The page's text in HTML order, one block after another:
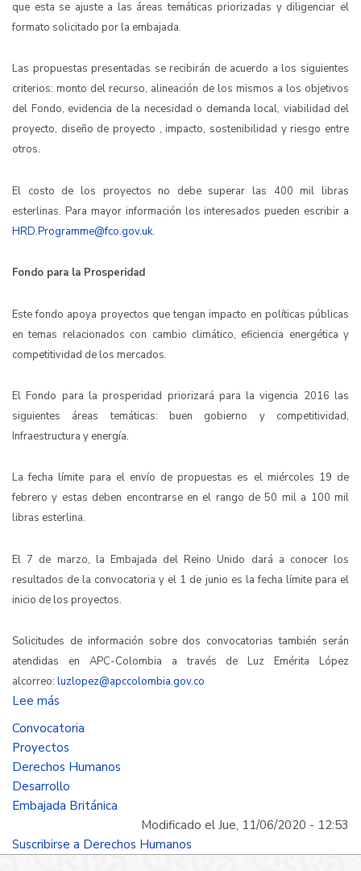
que esta se ajuste a las áreas temáticas priorizadas y diligenciar el
formato solicitado por la embajada.
Las propuestas presentadas se recibirán de acuerdo a los siguientes
criterios: monto del recurso, alineación de los mismos a los objetivos
del Fondo, evidencia de la necesidad o demanda local, viabilidad del
proyecto, diseño de proyecto , impacto, sostenibilidad y riesgo entre
otros.
El costo de los proyectos no debe superar las 400 mil libras
esterlinas. Para mayor información los interesados pueden escribir a
HRD.Programme@fco.gov.uk.
Fondo para la Prosperidad
Este fondo apoya proyectos que tengan impacto en políticas públicas
en temas relacionados con cambio climático, eficiencia energética y
competitividad de los mercados.
El Fondo para la prosperidad priorizará para la vigencia 2016 las
siguientes áreas temáticas: buen gobierno y competitividad,
Infraestructura y energía.
La fecha límite para el envío de propuestas es el miércoles 19 de
febrero y estas deben encontrarse en el rango de 50 mil a 100 mil
libras esterlina.
El 7 de marzo, la Embajada del Reino Unido dará a conocer los
resultados de la convocatoria y el 1 de junio es la fecha límite para el
inicio de los proyectos.
Solicitudes de información sobre dos convocatorias también serán
atendidas en APC-Colombia a través de Luz Emérita López
alcorreo: luzlopez@apccolombia.gov.co
Lee más
La
Británica
invita
entidades
que
Convocatoria
Proyectos
Derechos Humanos
Desarrollo
Embajada Británica
Modificado el Jue, 11/06/2020 - 12:53
Suscribirse a Derechos Humanos